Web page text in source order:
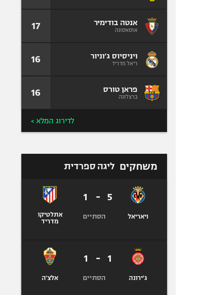
אנטה בודימיר
אוסאסונה 17
ויניסיוס ג׳וניור
ריאל מדריד 16
פראן טורס
ברצלונה 16
לדירוג המלא >
משחקים ליגה ספרדית
ויאריאל
5
-
1
הסתיים
אתלטיקו
מדריד
ג'ירונה
1
-
1
הסתיים אלצ'ה